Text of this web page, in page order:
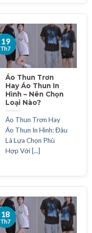
Áo Thun Trơn
Hay Áo Thun In
Hình – Nên Chọn
Loại Nào?
Áo Thun Trơn Hay
Áo Thun In Hình: Đâu
Là Lựa Chọn Phù
Hợp Với [...]
19
Th7
18
Th7